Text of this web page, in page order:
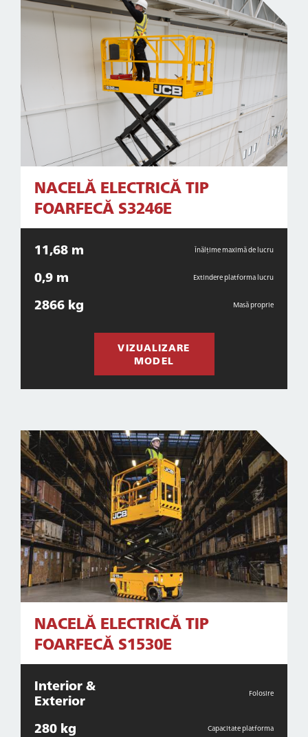
NACELĂ ELECTRICĂ TIP
FOARFECĂ S3246E
11,68 m Înălțime maximă de lucru
0,9 m Extindere platforma lucru
2866 kg Masă proprie
VIZUALIZARE
MODEL
NACELĂ ELECTRICĂ TIP
FOARFECĂ S1530E
Interior &
Exterior
Folosire
280 kg Capacitate platforma